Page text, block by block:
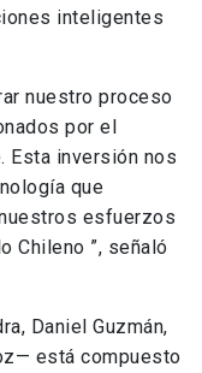
inteligentes
nuestro proceso
por el
Esta inversión nos
que
esfuerzos
Chileno ”, señaló
Daniel Guzmán,
está compuesto